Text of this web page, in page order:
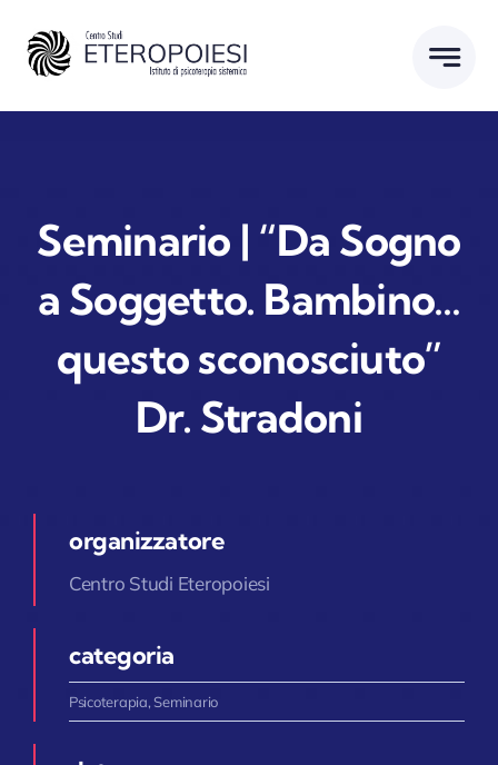
contenuto
Seminario | “Da Sogno
a Soggetto. Bambino…
questo sconosciuto”
Dr. Stradoni
organizzatore
Centro Studi Eteropoiesi
categoria
Psicoterapia, Seminario